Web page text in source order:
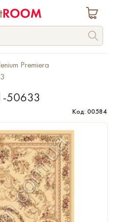
Premiera
50633
Код: 00584